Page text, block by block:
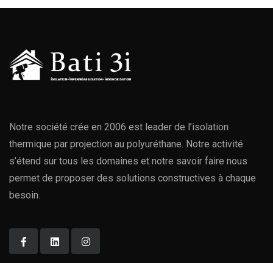
Notre société crée en 2006 est leader de l’isolation
thermique par projection au polyuréthane. Notre activité
s’étend sur tous les domaines et notre savoir faire nous
permet de proposer des solutions constructives à chaque
besoin.